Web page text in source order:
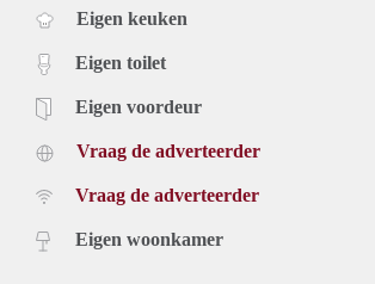
Eigen keuken
Eigen toilet
Eigen voordeur
Vraag de adverteerder
Vraag de adverteerder
Eigen woonkamer